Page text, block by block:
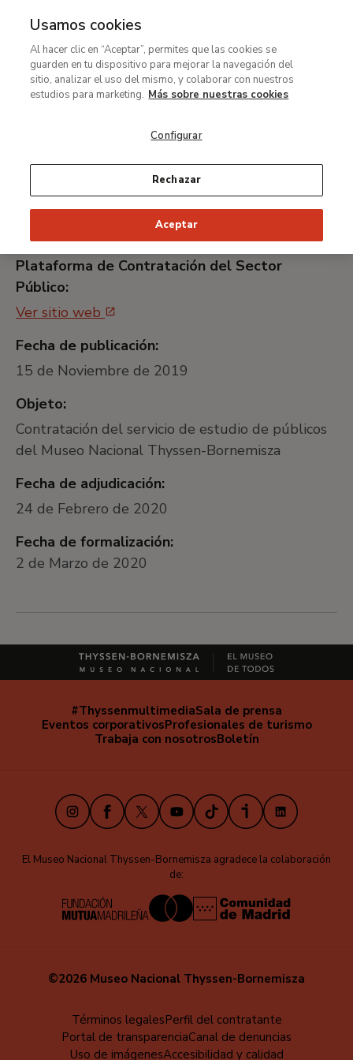
MENÚ
contenido
principal
Contratación del servicio
de estudio de públicos del
Museo Nacional Thyssen-
Bornemisza
Identificador universal único:
Plataforma de Contratación del Sector
Público:
Ver sitio web
Fecha de publicación:
15 de Noviembre de 2019
Objeto:
Contratación del servicio de estudio de públicos
del Museo Nacional Thyssen-Bornemisza
Fecha de adjudicación:
24 de Febrero de 2020
Fecha de formalización:
2 de Marzo de 2020
Navegación
secundaria
#ThyssenmultimediaSala de prensa
Eventos corporativosProfesionales de turismo
Trabaja con nosotrosBoletín
InstagramFacebook
X YoutubeTikTokiVooxLinkedIn
El Museo Nacional Thyssen-Bornemisza agradece la colaboración
de:
©2026 Museo Nacional Thyssen-Bornemisza
Términos legalesPerfil del contratante
Portal de transparenciaCanal de denuncias
Uso de imágenesAccesibilidad y calidad
Usamos cookies
Al hacer clic en “Aceptar”, permites que las cookies se
guarden en tu dispositivo para mejorar la navegación del
sitio, analizar el uso del mismo, y colaborar con nuestros
estudios para marketing. Más sobre nuestras cookies
Configurar
Rechazar
Aceptar